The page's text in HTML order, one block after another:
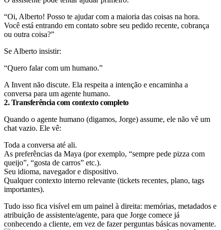
“Oi, Alberto! Posso te ajudar com a maioria das coisas na hora.
Você está entrando em contato sobre seu pedido recente, cobrança
ou outra coisa?”
Se Alberto insistir:
“Quero falar com um humano.”
A Invent não discute. Ela respeita a intenção e encaminha a
conversa para um agente humano.
2. Transferência com contexto completo
Quando o agente humano (digamos, Jorge) assume, ele não vê um
chat vazio. Ele vê:
Toda a conversa até ali.
As preferências da Maya (por exemplo, “sempre pede pizza com
queijo”, “gosta de carros” etc.).
Seu idioma, navegador e dispositivo.
Qualquer contexto interno relevante (tickets recentes, plano, tags
importantes).
Tudo isso fica visível em um painel à direita: memórias, metadados e
atribuição de assistente/agente, para que Jorge comece já
conhecendo a cliente, em vez de fazer perguntas básicas novamente.